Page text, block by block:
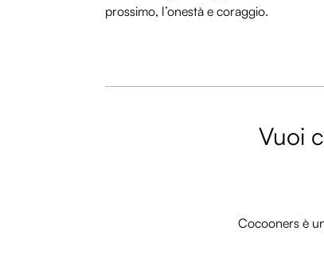
prossimo, l’onestà e coraggio.
Vuoi
Cocooners è